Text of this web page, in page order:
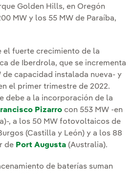
Golden Hills, en Oregón
MW y los 55 MW de Paraíba,
el fuerte crecimiento de la
de Iberdrola, que se incrementa
de capacidad instalada nueva- y
el primer trimestre de 2022.
debe a la incorporación de la
Pizarro con 553 MW -en
, a los 50 MW fotovoltaicos de
(Castilla y León) y a los 88
de Port Augusta (Australia).
de baterías suman